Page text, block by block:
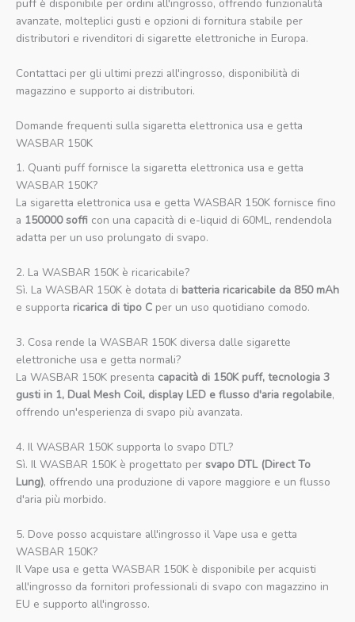
puff è disponibile per ordini all'ingrosso, offrendo funzionalità
avanzate, molteplici gusti e opzioni di fornitura stabile per
distributori e rivenditori di sigarette elettroniche in Europa.
Contattaci per gli ultimi prezzi all'ingrosso, disponibilità di
magazzino e supporto ai distributori.
Domande frequenti sulla sigaretta elettronica usa e getta
WASBAR 150K
1. Quanti puff fornisce la sigaretta elettronica usa e getta
WASBAR 150K?
La sigaretta elettronica usa e getta WASBAR 150K fornisce fino
a 150000 soffi con una capacità di e-liquid di 60ML, rendendola
adatta per un uso prolungato di svapo.
2. La WASBAR 150K è ricaricabile?
Sì. La WASBAR 150K è dotata di batteria ricaricabile da 850 mAh
e supporta ricarica di tipo C per un uso quotidiano comodo.
3. Cosa rende la WASBAR 150K diversa dalle sigarette
elettroniche usa e getta normali?
La WASBAR 150K presenta capacità di 150K puff, tecnologia 3
gusti in 1, Dual Mesh Coil, display LED e flusso d'aria regolabile,
offrendo un'esperienza di svapo più avanzata.
4. Il WASBAR 150K supporta lo svapo DTL?
Sì. Il WASBAR 150K è progettato per svapo DTL (Direct To
Lung), offrendo una produzione di vapore maggiore e un flusso
d'aria più morbido.
5. Dove posso acquistare all'ingrosso il Vape usa e getta
WASBAR 150K?
Il Vape usa e getta WASBAR 150K è disponibile per acquisti
all'ingrosso da fornitori professionali di svapo con magazzino in
EU e supporto all'ingrosso.